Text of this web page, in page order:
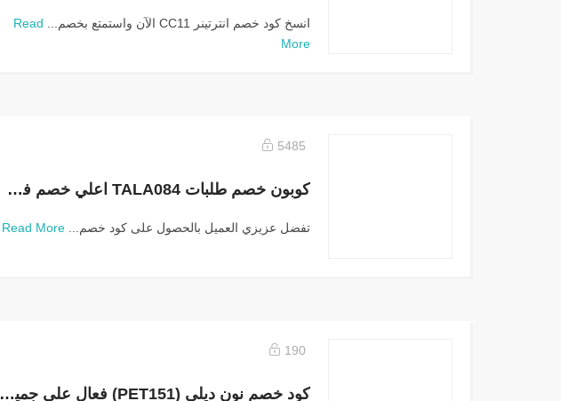
انسخ كود خصم انترتينر CC11 الآن واستمتع بخصم...
Read
More
5485
كوبون خصم طلبات TALA084 اعلي خصم فى مصر
تفضل عزيزي العميل بالحصول على كود خصم... Read More
190
كود خصم نون ديلي (PET151) فعال علي جميع المنتجات